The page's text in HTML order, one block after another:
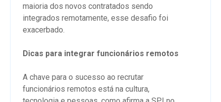
maioria dos novos contratados sendo
integrados remotamente, esse desafio foi
exacerbado.
Dicas para integrar funcionários remotos
A chave para o sucesso ao recrutar
funcionários remotos está na cultura,